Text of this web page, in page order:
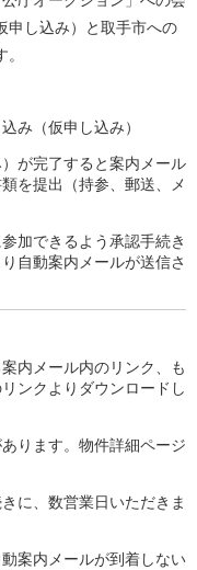
申し込み）と取手市への
み（仮申し込み）
が完了すると案内メール
を提出（持参、郵送、メ
加できるよう承認手続き
自動案内メールが送信さ
内メール内のリンク、も
ンクよりダウンロードし
ります。物件詳細ページ
に、数営業日いただきま
案内メールが到着しない